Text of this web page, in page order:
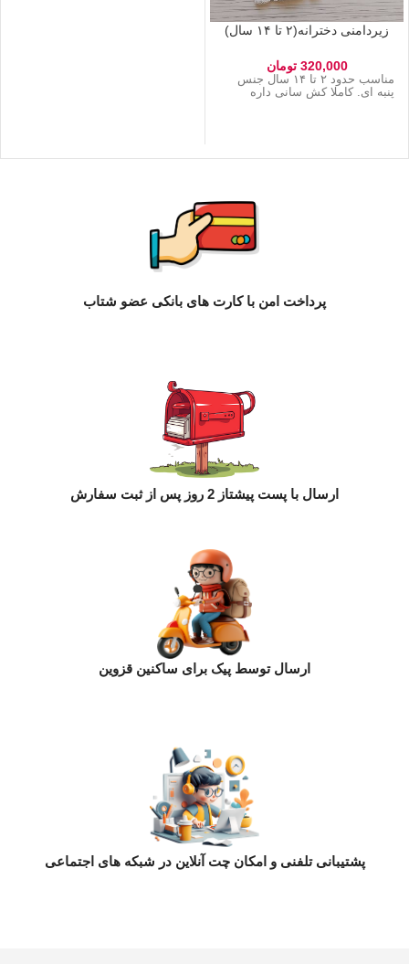
زیردامنی دخترانه(۲ تا ۱۴ سال)
320,000 تومان
مناسب حدود ۲ تا ۱۴ سال جنس
پنبه ای. کاملا کش سانی داره
پرداخت امن با کارت های بانکی عضو شتاب
ارسال با پست پیشتاز 2 روز پس از ثبت سفارش
ارسال توسط پیک برای ساکنین قزوین
پشتیبانی تلفنی و امکان چت آنلاین در شبکه های اجتماعی